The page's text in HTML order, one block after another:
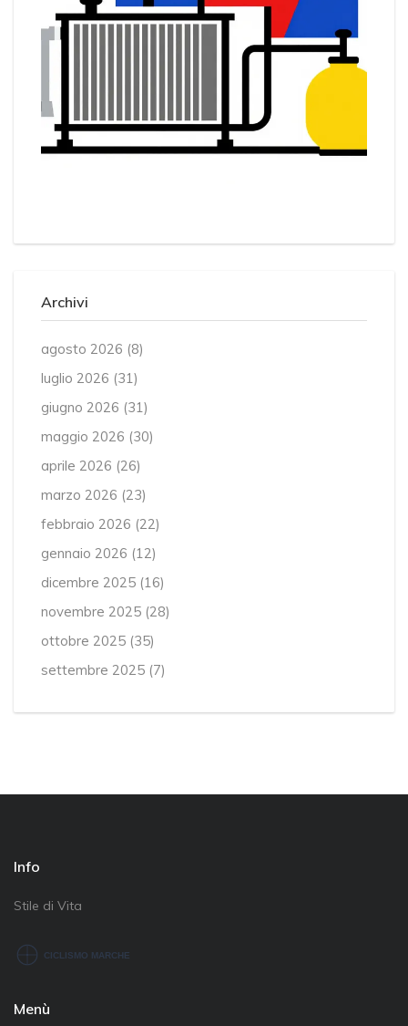
Archivi
agosto 2026 (8)
luglio 2026 (31)
giugno 2026 (31)
maggio 2026 (30)
aprile 2026 (26)
marzo 2026 (23)
febbraio 2026 (22)
gennaio 2026 (12)
dicembre 2025 (16)
novembre 2025 (28)
ottobre 2025 (35)
settembre 2025 (7)
Info
Stile di Vita
Menù